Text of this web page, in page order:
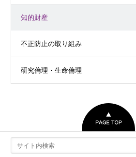
知的財産
不正防止の取り組み
研究倫理・生命倫理